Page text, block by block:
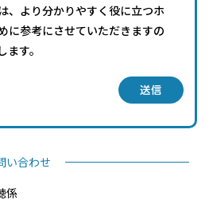
、より分かりやすく役に立つホ
に参考にさせていただきますの
す。
送信
い合わせ
係